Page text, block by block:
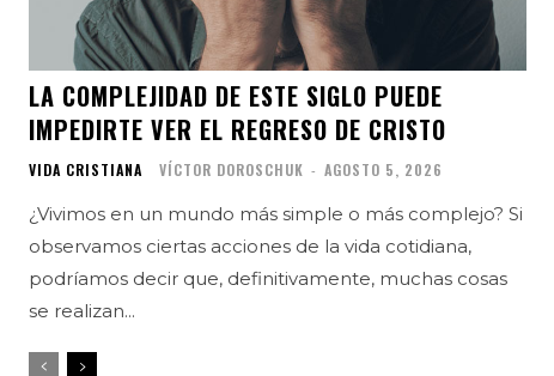
LA COMPLEJIDAD DE ESTE SIGLO PUEDE
IMPEDIRTE VER EL REGRESO DE CRISTO
VIDA CRISTIANA VÍCTOR DOROSCHUK - AGOSTO 5, 2026
¿Vivimos en un mundo más simple o más complejo? Si
observamos ciertas acciones de la vida cotidiana,
podríamos decir que, definitivamente, muchas cosas
se realizan...